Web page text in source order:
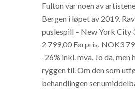
Fulton var noen av
Bergen i løpet av 2019.
puslespill – New York City
2 799,00 Førpris: NOK3
-26% inkl. mva. Jo da, men
ryggen til. Om den som
behandlingen ser